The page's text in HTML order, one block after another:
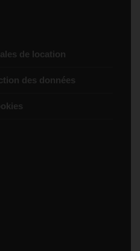
de location
des données